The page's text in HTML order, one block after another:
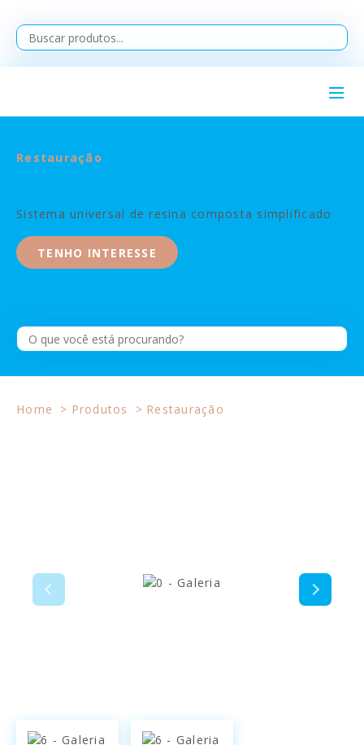
Restauração
Sistema universal de resina composta simplificado
TENHO INTERESSE
Home Produtos Restauração